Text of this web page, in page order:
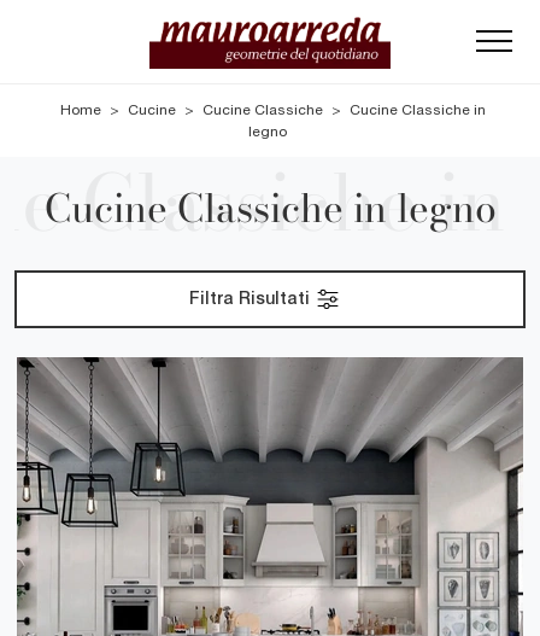
Home > Cucine > Cucine Classiche >
Cucine Classiche in
legno
Cucine Classiche in legno
Filtra Risultati